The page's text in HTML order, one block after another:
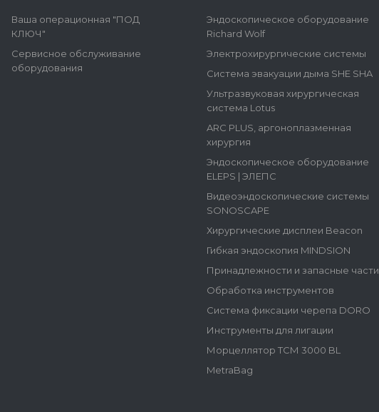
Ваша операционная "ПОД
КЛЮЧ"
Сервисное обслуживание
оборудования
Эндоскопическое оборудование
Richard Wolf
Электрохирургические системы
Система эвакуации дыма SHE SHA
Ультразвуковая хирургическая
система Lotus
ARC PLUS, аргоноплазменная
хирургия
Эндоскопическое оборудование
ELEPS | ЭЛЕПС
Видеоэндоскопические системы
SONOSCAPE
Хирургические дисплеи Beacon
Гибкая эндоскопия MINDSION
Принадлежности и запасные части
Обработка инструментов
Система фиксации черепа DORO
Инструменты для лигации
Морцеллятор ТСМ 3000 BL
MetraBag